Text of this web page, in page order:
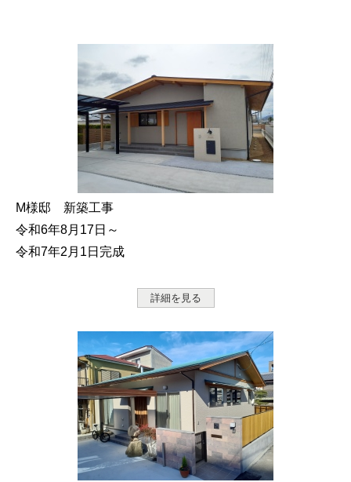
M様邸 新築工事
令和6年8月17日～
令和7年2月1日完成
詳細を見る